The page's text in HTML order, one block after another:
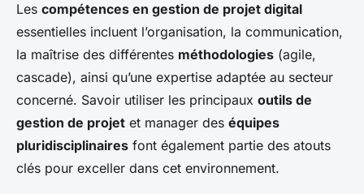
Les compétences en gestion de projet digital
essentielles incluent l’organisation, la communication,
la maîtrise des différentes méthodologies (agile,
cascade), ainsi qu’une expertise adaptée au secteur
concerné. Savoir utiliser les principaux outils de
gestion de projet et manager des équipes
pluridisciplinaires font également partie des atouts
clés pour exceller dans cet environnement.